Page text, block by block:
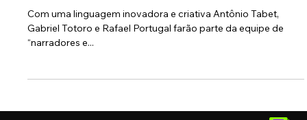
trabalho durante as Olimpíadas
Com uma linguagem inovadora e criativa Antônio Tabet,
Gabriel Totoro e Rafael Portugal farão parte da equipe de